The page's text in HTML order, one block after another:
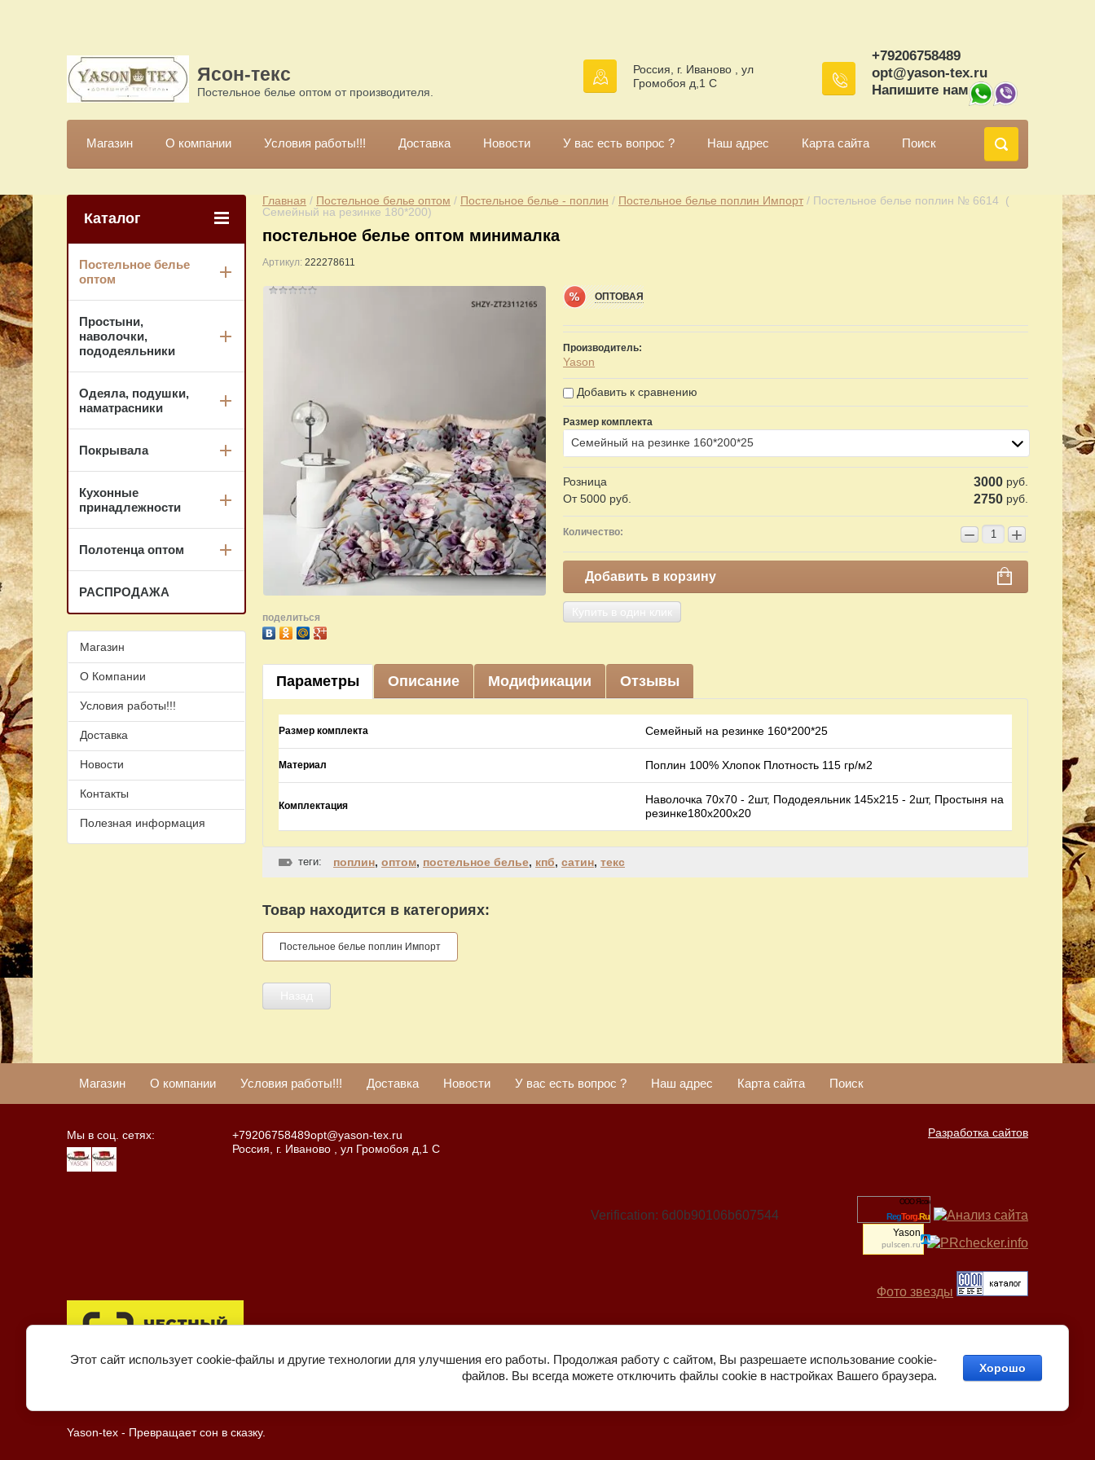
Ясон-текс
Постельное белье оптом от производителя.
+79206758489
opt@yason-tex.ru
Напишите нам
Россия, г. Иваново , ул
Громобоя д,1 С
Магазин О компании Условия работы!!! Доставка Новости У вас есть вопрос ? Наш адрес Карта сайта Поиск
Главная / Постельное белье оптом / Постельное белье - поплин / Постельное белье поплин Импорт / Постельное белье поплин № 6614  (
Семейный на резинке 180*200)
постельное белье оптом минималка
Артикул: 222278611
поделиться
ОПТОВАЯ
Производитель:
Yason
Добавить к сравнению
Размер комплекта
Семейный на резинке 160*200*25
Розница 3000 руб.
От 5000 руб.
2750 руб.
Количество: − +
Добавить в корзину
Параметры Описание Модификации Отзывы
Размер комплекта Семейный на резинке 160*200*25
Материал Поплин 100% Хлопок Плотность 115 гр/м2
Комплектация
Наволочка 70х70 - 2шт, Пододеяльник 145х215 - 2шт, Простыня на
резинке180х200х20
теги: поплин, оптом, постельное белье, кпб, сатин, текс
Товар находится в категориях:
Постельное белье поплин Импорт
Каталог
Постельное белье
оптом
Простыни,
наволочки,
пододеяльники
Одеяла, подушки,
наматрасники
Покрывала
Кухонные
принадлежности
Полотенца оптом
РАСПРОДАЖА
Магазин
О Компании
Условия работы!!!
Доставка
Новости
Контакты
Полезная информация
Магазин О компании Условия работы!!! Доставка Новости У вас есть вопрос ? Наш адрес Карта сайта Поиск
+79206758489opt@yason-tex.ru
Россия, г. Иваново , ул Громобоя д,1 С
Мы в соц. сетях: Разработка сайтов
Verification: 6d0b90106b607544
Этот сайт использует cookie-файлы и другие технологии для улучшения его работы. Продолжая работу с сайтом, Вы разрешаете использование cookie-
файлов. Вы всегда можете отключить файлы cookie в настройках Вашего браузера.
Хорошо
ООО Ясон
RegTorg.Ru
Yason
pulscen.ru
Фото звезды
Yason-tex - Превращает сон в сказку.